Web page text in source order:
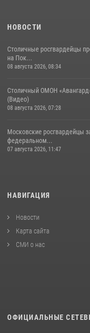
НОВОСТИ
Столичные росгвардейцы
на Пок...
08 августа 2026, 08:34
Столичный ОМОН
(Видео)
08 августа 2026, 07:28
Московские росгвардейцы
федеральном...
07 августа 2026, 11:47
НАВИГАЦИЯ
Новости
Карта сайта
СМИ о нас
ОФИЦИАЛЬНЫЕ